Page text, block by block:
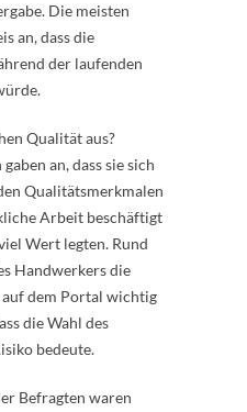
Die meisten
an, dass die
der laufenden
Qualität aus?
an, dass sie sich
Qualitätsmerkmalen
Arbeit beschäftigt
Wert legten. Rund
Handwerkers die
dem Portal wichtig
die Wahl des
bedeute.
Befragten waren